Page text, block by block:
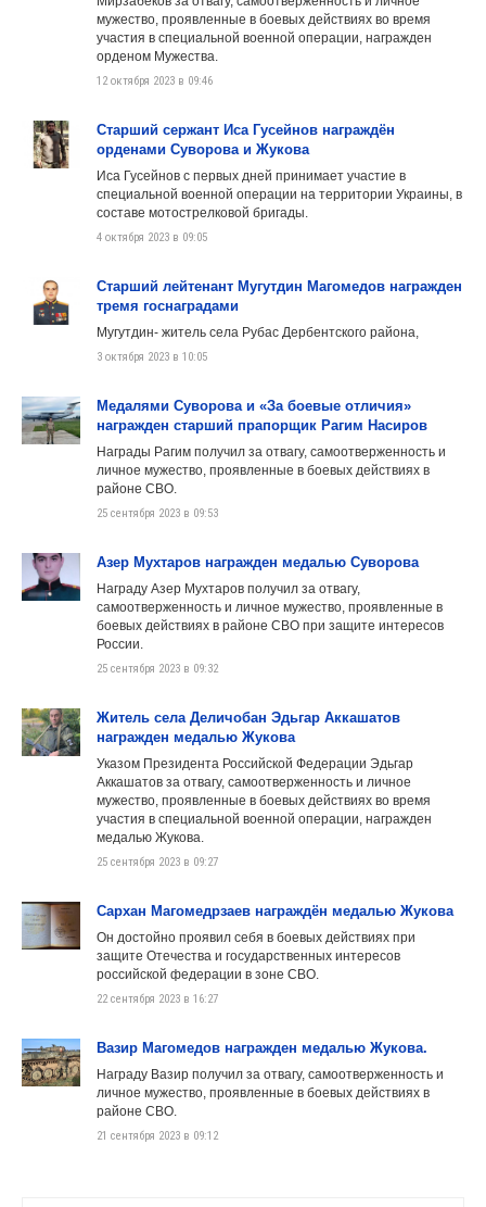
мужество, проявленные в боевых действиях во время
участия в специальной военной операции, награжден
орденом Мужества.
12 октября 2023 в 09:46
Старший сержант Иса Гусейнов награждён
орденами Суворова и Жукова
Иса Гусейнов с первых дней принимает участие в
специальной военной операции на территории Украины, в
составе мотострелковой бригады.
4 октября 2023 в 09:05
Старший лейтенант Мугутдин Магомедов награжден
тремя госнаградами
Мугутдин- житель села Рубас Дербентского района,
3 октября 2023 в 10:05
Медалями Суворова и «За боевые отличия»
награжден старший прапорщик Рагим Насиров
Награды Рагим получил за отвагу, самоотверженность и
личное мужество, проявленные в боевых действиях в
районе СВО.
25 сентября 2023 в 09:53
Азер Мухтаров награжден медалью Суворова
Награду Азер Мухтаров получил за отвагу,
самоотверженность и личное мужество, проявленные в
боевых действиях в районе СВО при защите интересов
России.
25 сентября 2023 в 09:32
Житель села Деличобан Эдьгар Аккашатов
награжден медалью Жукова
Указом Президента Российской Федерации Эдьгар
Аккашатов за отвагу, самоотверженность и личное
мужество, проявленные в боевых действиях во время
участия в специальной военной операции, награжден
медалью Жукова.
25 сентября 2023 в 09:27
Сархан Магомедрзаев награждён медалью Жукова
Он достойно проявил себя в боевых действиях при
защите Отечества и государственных интересов
российской федерации в зоне СВО.
22 сентября 2023 в 16:27
Вазир Магомедов награжден медалью Жукова.
Награду Вазир получил за отвагу, самоотверженность и
личное мужество, проявленные в боевых действиях в
районе СВО.
21 сентября 2023 в 09:12